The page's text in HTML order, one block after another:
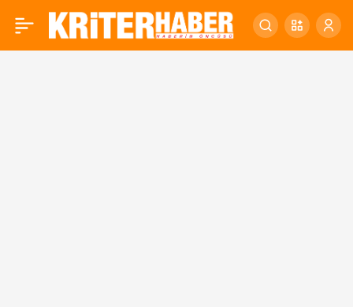
Bigadiç’te bir ilk daha! “En 0